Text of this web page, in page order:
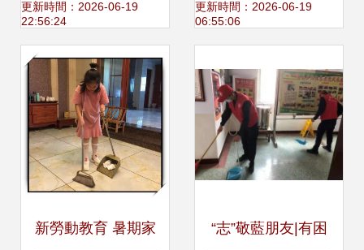
業家政清潔服務全
指南
更新時間：2026-06-19
22:56:24
策略
更新時間：2026-06-19
06:55:06
新勞動教育 暑期家 “志”敬藍朋友|有困